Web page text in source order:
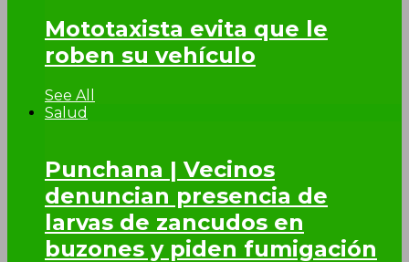
Mototaxista evita que le
roben su vehículo
See All
Salud
Punchana | Vecinos
denuncian presencia de
larvas de zancudos en
buzones y piden fumigación